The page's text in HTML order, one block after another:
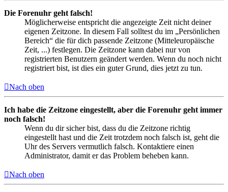
Die Forenuhr geht falsch!
Möglicherweise entspricht die angezeigte Zeit nicht deiner
eigenen Zeitzone. In diesem Fall solltest du im „Persönlichen
Bereich“ die für dich passende Zeitzone (Mitteleuropäische
Zeit, ...) festlegen. Die Zeitzone kann dabei nur von
registrierten Benutzern geändert werden. Wenn du noch nicht
registriert bist, ist dies ein guter Grund, dies jetzt zu tun.
Nach oben
Ich habe die Zeitzone eingestellt, aber die Forenuhr geht immer
noch falsch!
Wenn du dir sicher bist, dass du die Zeitzone richtig
eingestellt hast und die Zeit trotzdem noch falsch ist, geht die
Uhr des Servers vermutlich falsch. Kontaktiere einen
Administrator, damit er das Problem beheben kann.
Nach oben